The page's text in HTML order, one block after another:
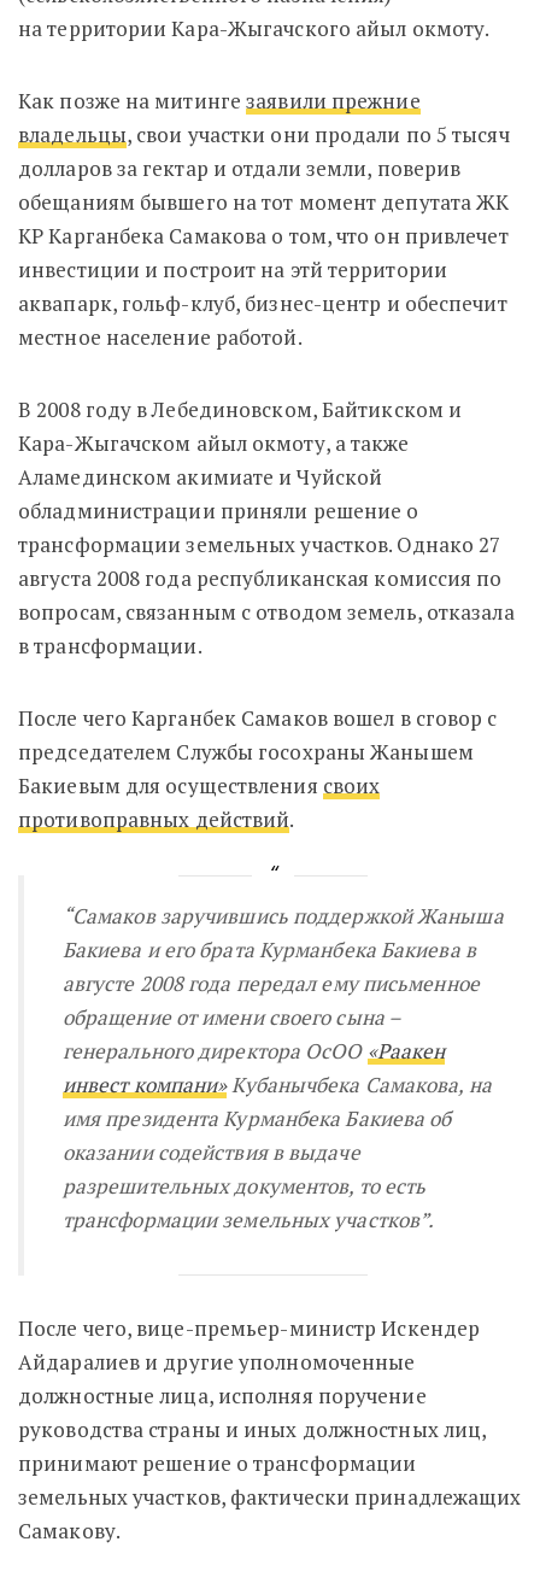
на территории Кара-Жыгачского айыл окмоту.
Как позже на митингезаявили прежние
владельцы, свои участки они продали по 5 тысяч
долларов за гектар и отдали земли, поверив
обещаниям бывшего на тот момент депутата ЖК
КР Карганбека Самакова о том, что он привлечет
инвестиции и построит на этй территории
аквапарк, гольф-клуб, бизнес-центр и обеспечит
местное население работой.
В 2008 году в Лебединовском, Байтикском и
Кара-Жыгачском айыл окмоту, а также
Аламединском акимиате и Чуйской
обладминистрации приняли решение о
трансформации земельных участков. Однако 27
августа 2008 года республиканская комиссия по
вопросам, связанным с отводом земель, отказала
в трансформации.
После чего Карганбек Самаков вошел в сговор с
председателем Службы госохраны Жанышем
Бакиевым для осуществления своих
противоправных действий.
“Самаков заручившись поддержкой Жаныша
Бакиева и его брата Курманбека Бакиева в
августе 2008 года передал ему письменное
обращение от имени своего сына –
генерального директора ОсОО «Раакен
инвест компани»Кубанычбека Самакова, на
имя президента Курманбека Бакиева об
оказании содействия в выдаче
разрешительных документов, то есть
трансформации земельных участков”.
После чего, вице-премьер-министр Искендер
Айдаралиев и другие уполномоченные
должностные лица, исполняя поручение
руководства страны и иных должностных лиц,
принимают решение о трансформации
земельных участков, фактически принадлежащих
Самакову.